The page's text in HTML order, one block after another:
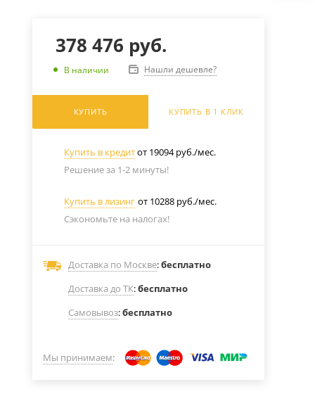
378 476 руб.
В наличии Нашли дешевле?
КУПИТЬ КУПИТЬ В 1 КЛИК
Купить в кредитот 19094 руб./мес.
Решение за 1-2 минуты!
Купить в лизинг от 10288 руб./мес.
Сэкономьте на налогах!
Доставка по Москве:бесплатно
Доставка до ТК:бесплатно
Самовывоз:бесплатно
Мы принимаем: